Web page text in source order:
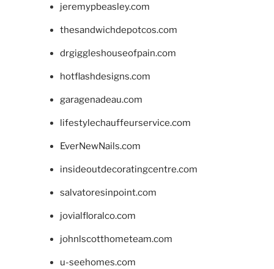
jeremypbeasley.com
thesandwichdepotcos.com
drgiggleshouseofpain.com
hotflashdesigns.com
garagenadeau.com
lifestylechauffeurservice.com
EverNewNails.com
insideoutdecoratingcentre.com
salvatoresinpoint.com
jovialfloralco.com
johnlscotthometeam.com
u-seehomes.com